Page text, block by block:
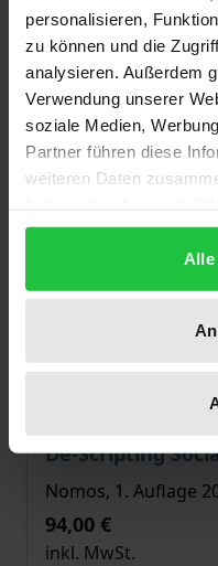
personalisieren,
zu können und die
analysieren. Außerdem
Verwendung unserer
soziale Medien,
Partner führen diese
weiteren Daten
gesammelt haben.
Alle
De-Scripting
Der Preis dieses
Nomos, 1. Auflage
94,00 €
inkl. MwSt.